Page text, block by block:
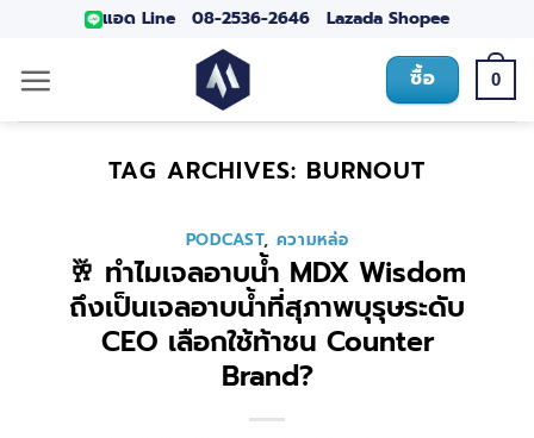
แอด Line 08-2536-2646 Lazada Shopee
ซื้อ 0
TAG ARCHIVES: BURNOUT
PODCAST, ความหล่อ
🥂 ทำไมเจลอาบน้ำ MDX Wisdom
ถึงเป็นเจลอาบน้ำที่สุภาพบุรุษระดับ
CEO เลือกใช้ท้าชน Counter
Brand?